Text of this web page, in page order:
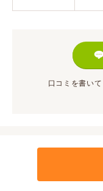
口コミを書いて